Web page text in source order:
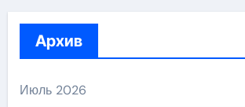
Архив
Июль 2026